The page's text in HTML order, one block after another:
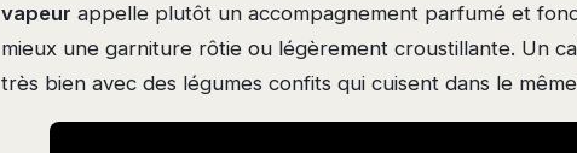
vapeur appelle plutôt un accompagnement parfumé et
mieux une garniture rôtie ou légèrement croustillante. Un
très bien avec des légumes confits qui cuisent dans le